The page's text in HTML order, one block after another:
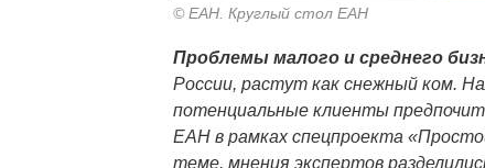
© ЕАН. Круглый стол ЕАН
Проблемы малого и среднего
России, растут как снежный ком.
потенциальные клиенты
ЕАН в рамках спецпроекта
теме, мнения экспертов